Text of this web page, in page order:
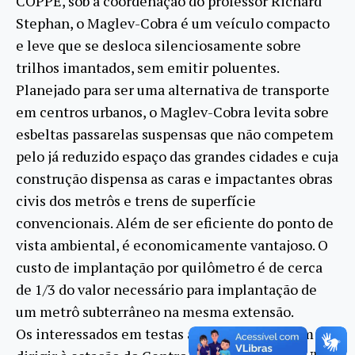
Stephan, o Maglev-Cobra é um veículo compacto
e leve que se desloca silenciosamente sobre
trilhos imantados, sem emitir poluentes.
Planejado para ser uma alternativa de transporte
em centros urbanos, o Maglev-Cobra levita sobre
esbeltas passarelas suspensas que não competem
pelo já reduzido espaço das grandes cidades e cuja
construção dispensa as caras e impactantes obras
civis dos metrôs e trens de superfície
convencionais. Além de ser eficiente do ponto de
vista ambiental, é economicamente vantajoso. O
custo de implantação por quilômetro é de cerca
de 1/3 do valor necessário para implantação de
um metrô subterrâneo na mesma extensão.
Os interessados em testas a tecnologia devem se